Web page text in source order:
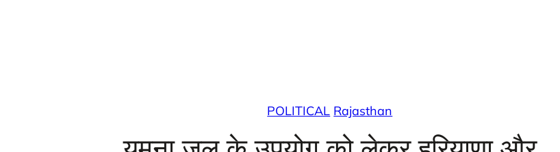
POLITICAL Rajasthan